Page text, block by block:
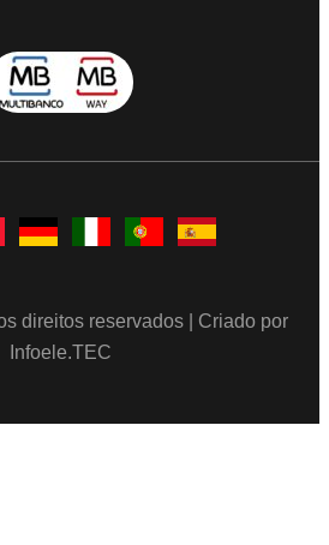
direitos reservados | Criado por
Infoele.TEC